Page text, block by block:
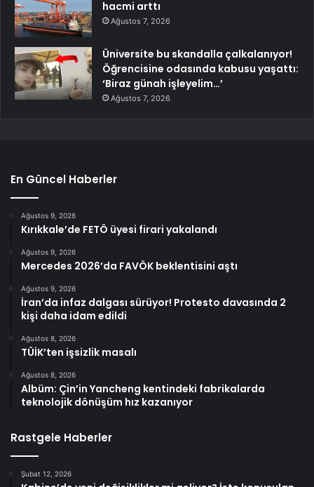
hacmi arttı
Ağustos 7, 2026
Üniversite bu skandalla çalkalanıyor!
Öğrencisine odasında kabusu yaşattı:
‘Biraz günah işleyelim…’
Ağustos 7, 2026
En Güncel Haberler
Ağustos 9, 2026
Kırıkkale’de FETÖ üyesi firari yakalandı
Ağustos 9, 2026
Mercedes 2026’da FAVÖK beklentisini aştı
Ağustos 9, 2026
İran’da infaz dalgası sürüyor! Protesto davasında 2
kişi daha idam edildi
Ağustos 8, 2026
TÜİK’ten işsizlik masalı
Ağustos 8, 2026
Albüm: Çin’in Yancheng kentindeki fabrikalarda
teknolojik dönüşüm hız kazanıyor
Rastgele Haberler
Şubat 12, 2026